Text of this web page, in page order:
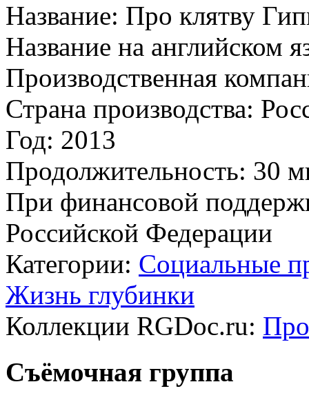
Название: Про клятву
Название на английском
Производственная
Страна производства:
Год: 2013
Продолжительность: 30
При финансовой
Российской Федерации
Категории: Социальные
Жизнь глубинки
Коллекции RGDoc.ru:
Съёмочная группа